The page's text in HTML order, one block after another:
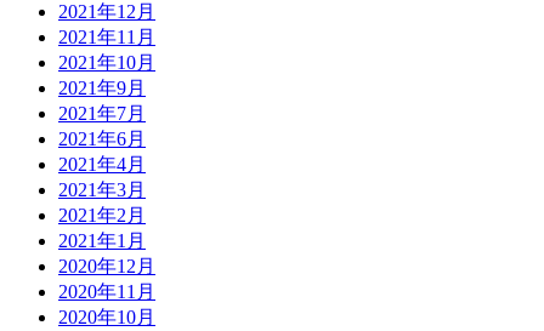
2021年12月
2021年11月
2021年10月
2021年9月
2021年7月
2021年6月
2021年4月
2021年3月
2021年2月
2021年1月
2020年12月
2020年11月
2020年10月